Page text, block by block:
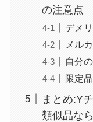
の注意点
デメ
メル
自分
限定
まとめ:Y
類似品な